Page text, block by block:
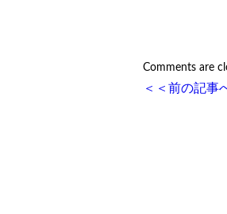
Comments are
前の記事
＜＜